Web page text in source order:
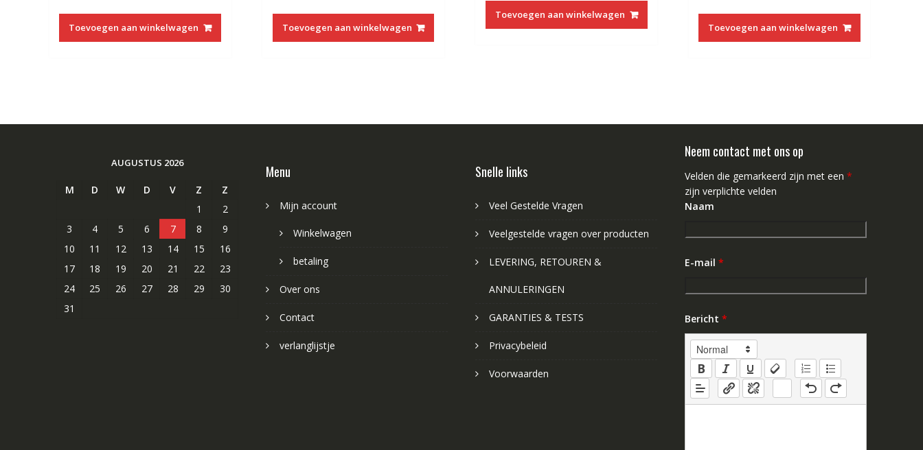
Toevoegen aan winkelwagen Toevoegen aan winkelwagen
Toevoegen aan winkelwagen
Toevoegen aan winkelwagen
AUGUSTUS 2026
M D W D V Z
Z
1
2
3
4 5 6 7 8
9
10
11 12 13 14 15
16
17
18 19 20 21 22
23
24
25 26 27 28 29
30
31
Menu
Mijn account
Winkelwagen
betaling
Over ons
Contact
verlanglijstje
Snelle links
Veel Gestelde Vragen
Veelgestelde vragen over producten
LEVERING, RETOUREN &
ANNULERINGEN
GARANTIES & TESTS
Privacybeleid
Voorwaarden
Neem contact met ons op
Velden die gemarkeerd zijn met een *
zijn verplichte velden
Naam
E-mail *
Bericht *